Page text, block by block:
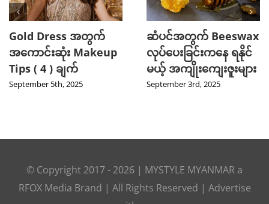
Gold Dress အတွက်
အကောင်းဆုံး Makeup
Tips ( 4 ) ချက်
September 5th, 2025
ဆံပင်အတွက် Beeswax
လုပ်ပေးခြင်းကနေ ရနိုင်
မယ့် အကျိုးကျေးဇူးများ
September 3rd, 2025
© Copyright 2017 - 2026 | MYSTYLE MYANMAR a
RFOX Media Brand | All Rights Reserved | Advertise